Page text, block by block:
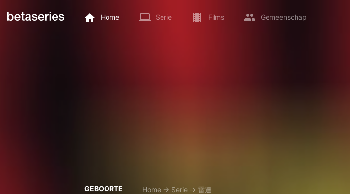
Home Serie Films Gemeenschap
GEBOORTE
Home → Serie → 雷達